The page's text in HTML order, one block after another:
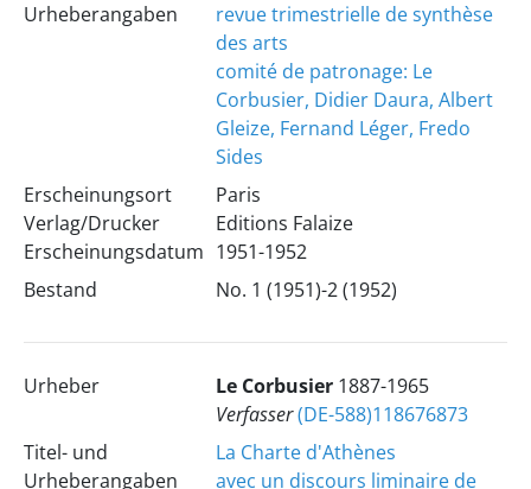
Urheberangaben
revue trimestrielle de synthèse
des arts
comité de patronage: Le
Corbusier, Didier Daura, Albert
Gleize, Fernand Léger, Fredo
Sides
Erscheinungsort
Verlag/Drucker
Erscheinungsdatum
Paris
Editions Falaize
1951-1952
Bestand
No. 1 (1951)-2 (1952)
Urheber Le Corbusier 1887-1965
Verfasser(DE-588)118676873
Titel- und
Urheberangaben
La Charte d'Athènes
avec un discours liminaire de